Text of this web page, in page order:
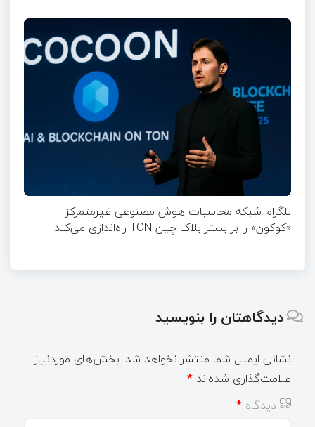
تلگرام شبکه محاسبات هوش مصنوعی غیرمتمرکز
«کوکون» را بر بستر بلاک چین TON راه‌اندازی می‌کند
دیدگاهتان را بنویسید
نشانی ایمیل شما منتشر نخواهد شد. بخش‌های موردنیاز
علامت‌گذاری شده‌اند *
دیدگاه *